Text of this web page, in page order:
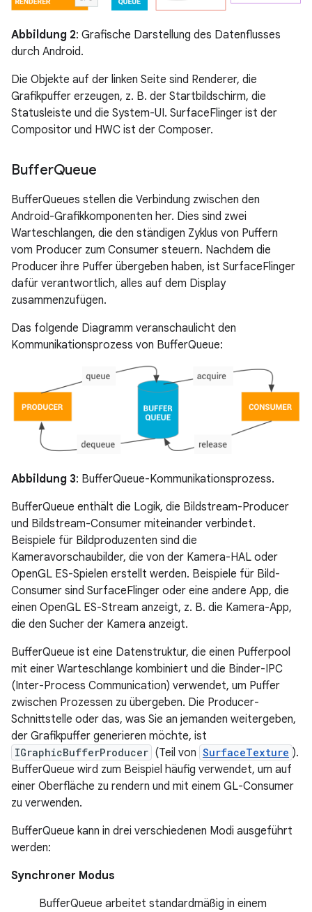
Abbildung 2: Grafische Darstellung des Datenflusses
durch Android.
Die Objekte auf der linken Seite sind Renderer, die
Grafikpuffer erzeugen, z. B. der Startbildschirm, die
Statusleiste und die System-UI. SurfaceFlinger ist der
Compositor und HWC ist der Composer.
BufferQueue
BufferQueues stellen die Verbindung zwischen den
Android-Grafikkomponenten her. Dies sind zwei
Warteschlangen, die den ständigen Zyklus von Puffern
vom Producer zum Consumer steuern. Nachdem die
Producer ihre Puffer übergeben haben, ist SurfaceFlinger
dafür verantwortlich, alles auf dem Display
zusammenzufügen.
Das folgende Diagramm veranschaulicht den
Kommunikationsprozess von BufferQueue:
Abbildung 3: BufferQueue-Kommunikationsprozess.
BufferQueue enthält die Logik, die Bildstream-Producer
und Bildstream-Consumer miteinander verbindet.
Beispiele für Bildproduzenten sind die
Kameravorschaubilder, die von der Kamera-HAL oder
OpenGL ES-Spielen erstellt werden. Beispiele für Bild-
Consumer sind SurfaceFlinger oder eine andere App, die
einen OpenGL ES-Stream anzeigt, z. B. die Kamera-App,
die den Sucher der Kamera anzeigt.
BufferQueue ist eine Datenstruktur, die einen Pufferpool
mit einer Warteschlange kombiniert und die Binder-IPC
(Inter-Process Communication) verwendet, um Puffer
zwischen Prozessen zu übergeben. Die Producer-
Schnittstelle oder das, was Sie an jemanden weitergeben,
der Grafikpuffer generieren möchte, ist
IGraphicBufferProducer (Teil von SurfaceTexture ).
BufferQueue wird zum Beispiel häufig verwendet, um auf
einer Oberfläche zu rendern und mit einem GL-Consumer
zu verwenden.
BufferQueue kann in drei verschiedenen Modi ausgeführt
werden:
Synchroner Modus
BufferQueue arbeitet standardmäßig in einem